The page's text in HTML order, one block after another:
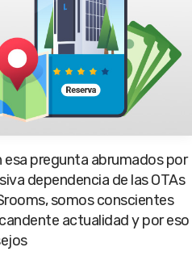
esa pregunta abrumados por
dependencia de las OTAs
somos conscientes
actualidad y por eso